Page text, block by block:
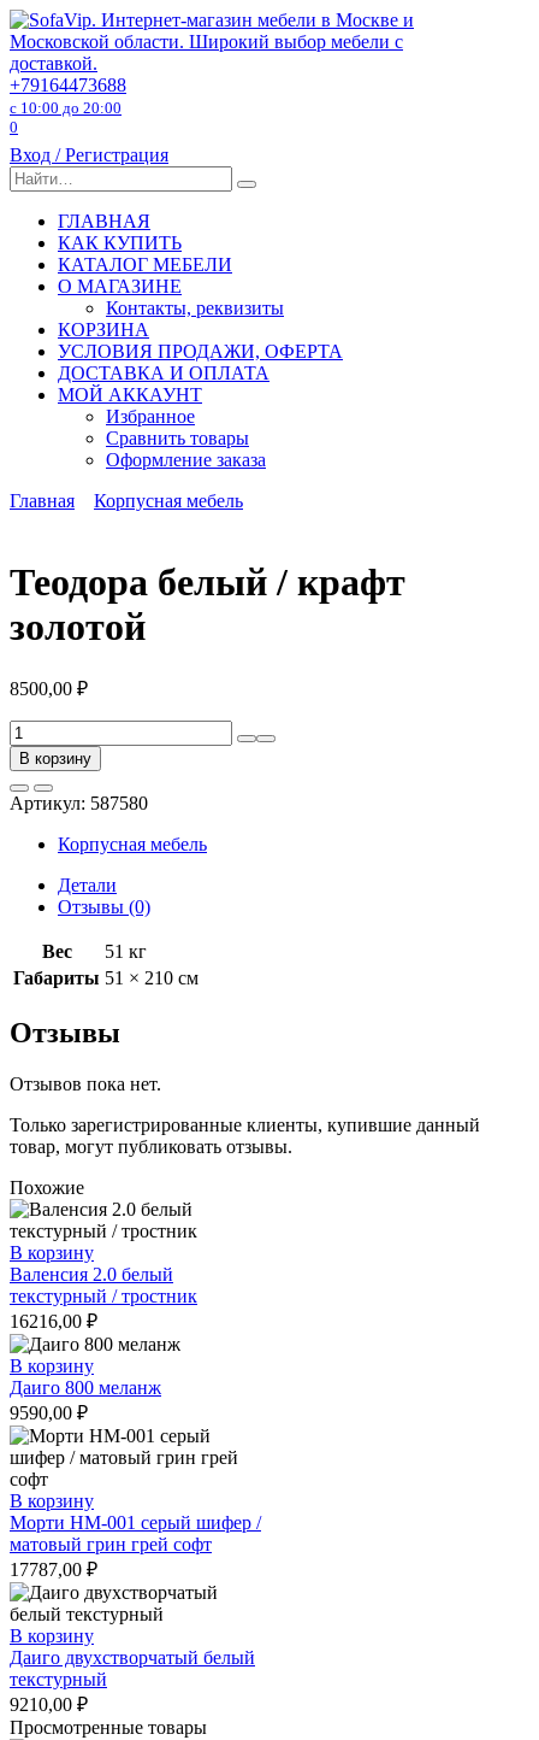
Перейти
к
содержанию
+79164473688
с 10:00 до 20:00
0
Вход / Регистрация
Search
for:
ГЛАВНАЯ
КАК КУПИТЬ
КАТАЛОГ МЕБЕЛИ
О МАГАЗИНЕ
Контакты, реквизиты
КОРЗИНА
УСЛОВИЯ ПРОДАЖИ, ОФЕРТА
ДОСТАВКА И ОПЛАТА
МОЙ АККАУНТ
Избранное
Сравнить товары
Оформление заказа
Главная
Корпусная мебель
Теодора белый / крафт
золотой
8500,00 ₽
Количество
товара
Теодора
белый
/
крафт
золотой
В корзину
Артикул: 587580
Корпусная мебель
Детали
Отзывы (0)
Вес
51 кг
Габариты 51 × 210 см
Отзывы
Отзывов пока нет.
Только зарегистрированные клиенты, купившие данный
товар, могут публиковать отзывы.
Похожие
В корзину
Валенсия 2.0 белый
текстурный / тростник
16216,00 ₽
В корзину
Даиго 800 меланж
9590,00 ₽
В корзину
Морти НМ-001 серый шифер /
матовый грин грей софт
17787,00 ₽
В корзину
Даиго двухстворчатый белый
текстурный
9210,00 ₽
Просмотренные товары